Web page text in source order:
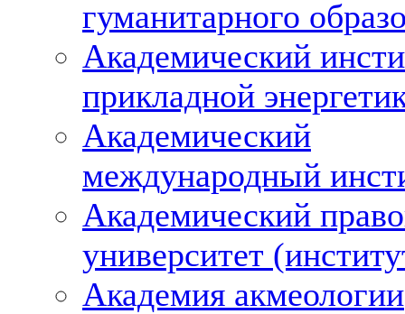
гуманитарного
Академический
прикладной
Академический
международный
Академический
университет
Академия акмеологии